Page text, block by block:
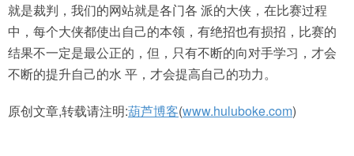
就是裁判，我们的网站就是各门各 派的大侠，在比赛过程
中，每个大侠都使出自己的本领，有绝招也有损招，比赛的
结果不一定是最公正的，但，只有不断的向对手学习，才会
不断的提升自己的水 平，才会提高自己的功力。
原创文章,转载请注明:葫芦博客(www.huluboke.com)